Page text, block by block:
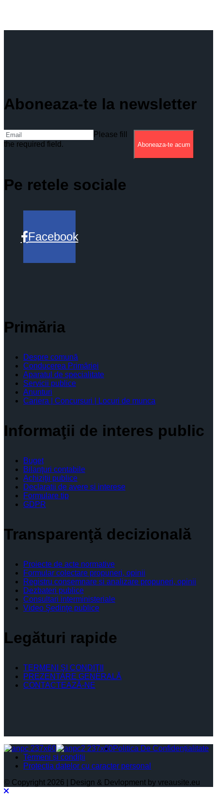
Aboneaza-te la newsletter
Please fill
the required field.
Aboneaza-te acum
Pe retele sociale
Facebook
Primăria
Despre comună
Conducerea Primăriei
Aparatul de specialitate
Servicii publice
Anunturi
Cariera | Concursuri | Locuri de munca
Informaţii de interes public
Buget
Bilanţuri contabile
Achiziţii publice
Declaratii de avere si interese
Formulare tip
GDPR
Transparenţă decizională
Proiecte de acte normative
Formular colectare propuneri, opinii
Registru consemnare si analizare propuneri, opinii
Dezbateri publice
Consultari interministeriale
Video Şedinţe publice
Legături rapide
TERMENI ŞI CONDIŢII
PREZENTARE GENERALĂ
CONTACTEAZĂ-NE
Politica De Confidențialitate
Termeni și condiții
Protectia datelor cu caracter personal
© Copyright 2026 | Design & Devlopment by vreausite.eu